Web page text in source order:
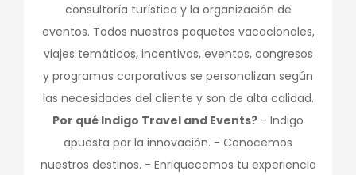
consultoría turística y la organización de
eventos. Todos nuestros paquetes vacacionales,
viajes temáticos, incentivos, eventos, congresos
y programas corporativos se personalizan según
las necesidades del cliente y son de alta calidad.
Por qué Indigo Travel and Events? - Indigo
apuesta por la innovación. - Conocemos
nuestros destinos. - Enriquecemos tu experiencia